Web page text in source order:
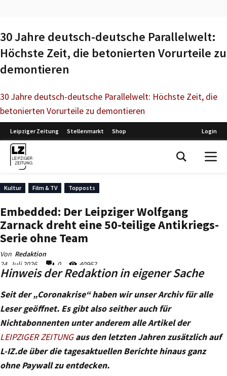
30 Jahre deutsch-deutsche Parallelwelt:
Höchste Zeit, die betonierten Vorurteile zu
demontieren
30 Jahre deutsch-deutsche Parallelwelt: Höchste Zeit, die
betonierten Vorurteile zu demontieren
Hinweis der Redaktion in eigener Sache
Seit der „Coronakrise“ haben wir unser Archiv für alle
Leser geöffnet. Es gibt also seither auch für
Nichtabonnenten unter anderem alle Artikel der
LEIPZIGER ZEITUNGaus den letzten Jahren zusätzlich auf
L-IZ.de über die tagesaktuellen Berichte hinaus ganz
ohne Paywall zu entdecken.